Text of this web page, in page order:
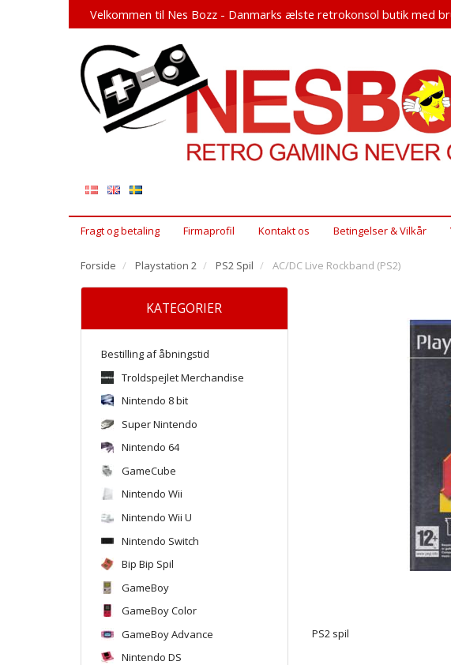
Velkommen til Nes Bozz - Danmarks ælste retrokonsol butik med
Fragt og betaling Firmaprofil Kontakt os Betingelser & Vilkår
Forside Playstation 2 PS2 Spil AC/DC Live Rockband (PS2)
KATEGORIER
Bestilling af åbningstid
Troldspejlet Merchandise
Nintendo 8 bit
Super Nintendo
Nintendo 64
GameCube
Nintendo Wii
Nintendo Wii U
Nintendo Switch
Bip Bip Spil
GameBoy
GameBoy Color
GameBoy Advance
Nintendo DS
PS2 spil